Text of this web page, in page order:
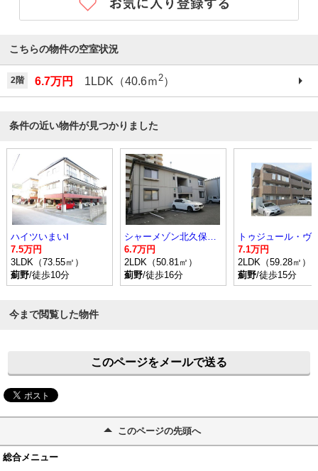
こちらの物件の空室状況
2階 6.7万円 1LDK（40.6ｍ2）
条件の近い物件が見つかりました
ハイツいまいⅠ
7.5万円
3LDK（73.55㎡）
薊野/徒歩10分
シャーメゾン北久保Ｂ棟
6.7万円
2LDK（50.81㎡）
薊野/徒歩16分
7.1万円
2LDK（59.28㎡）
薊野/徒歩15分
今まで閲覧した物件
このページをメールで送る
このページの先頭へ
総合メニュー